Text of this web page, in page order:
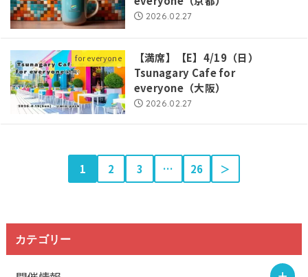
2026.02.27
for everyone
【満席】【E】4/19（日）
Tsunagary Cafe for
everyone（大阪）
2026.02.27
1 2 3 … 26 ＞
カテゴリー